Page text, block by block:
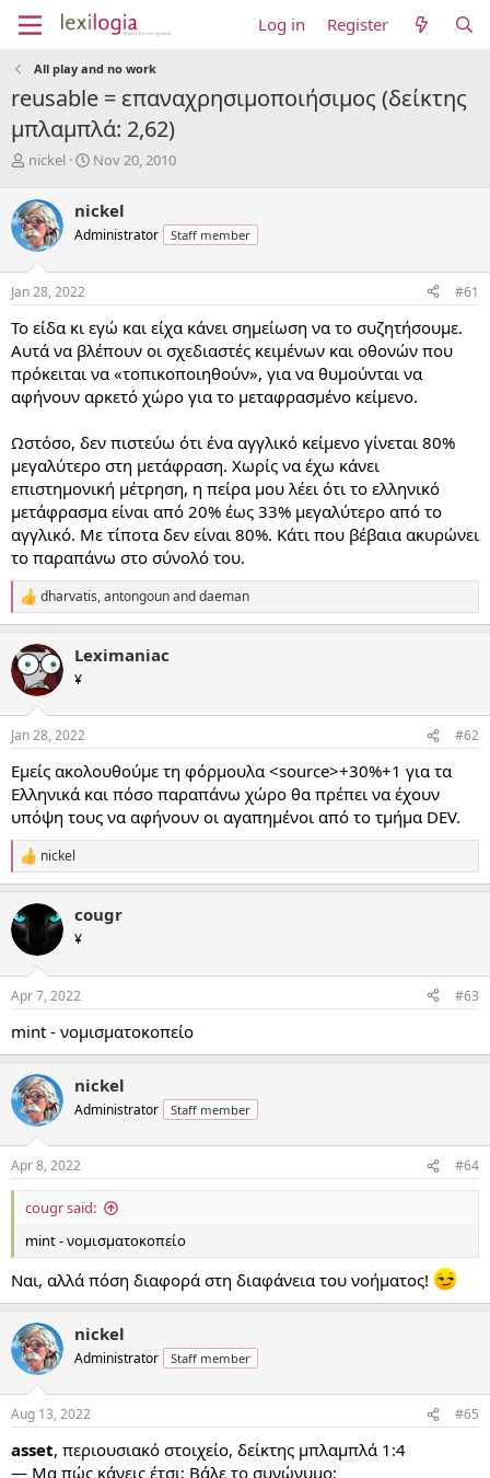
Log in Register
All play and no work
reusable = επαναχρησιμοποιήσιμος (δείκτης
μπλαμπλά: 2,62)
T
r
e
a
d
s
t
r
t
e
r
nickel
S
r
t
a
Nov 20, 2010
nickel
Administrator Staff member
Jan 28, 2022 #61
Το είδα κι εγώ και είχα κάνει σημείωση να το συζητήσουμε.
Αυτά να βλέπουν οι σχεδιαστές κειμένων και οθονών που
πρόκειται να «τοπικοποιηθούν», για να θυμούνται να
αφήνουν αρκετό χώρο για το μεταφρασμένο κείμενο.
Ωστόσο, δεν πιστεύω ότι ένα αγγλικό κείμενο γίνεται 80%
μεγαλύτερο στη μετάφραση. Χωρίς να έχω κάνει
επιστημονική μέτρηση, η πείρα μου λέει ότι το ελληνικό
μετάφρασμα είναι από 20% έως 33% μεγαλύτερο από το
αγγλικό. Με τίποτα δεν είναι 80%. Κάτι που βέβαια ακυρώνει
το παραπάνω στο σύνολό του.
R
e
c
t
i
s
dharvatis,antongounanddaeman
Leximaniac
¥
Jan 28, 2022 #62
Εμείς ακολουθούμε τη φόρμουλα <source>+30%+1 για τα
Ελληνικά και πόσο παραπάνω χώρο θα πρέπει να έχουν
υπόψη τους να αφήνουν οι αγαπημένοι από το τμήμα DEV.
R
e
c
t
i
s
nickel
cougr
¥
Apr 7, 2022 #63
mint - νομισματοκοπείο
nickel
Administrator Staff member
Apr 8, 2022 #64
cougr said:
mint - νομισματοκοπείο
Ναι, αλλά πόση διαφορά στη διαφάνεια του νοήματος!
nickel
Administrator Staff member
Aug 13, 2022 #65
asset, περιουσιακό στοιχείο, δείκτης μπλαμπλά 1:4
— Μα πώς κάνεις έτσι; Βάλε το συνώνυμο;